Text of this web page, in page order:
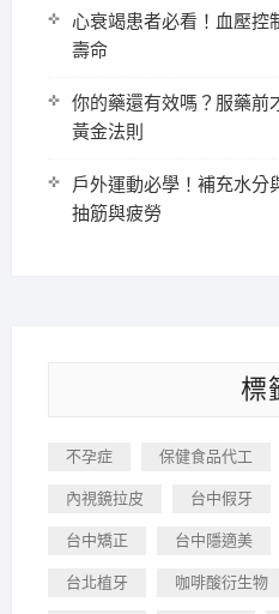
心衰竭患者必看！血壓控
壽命
你的藥還有效嗎？服藥前
黃金法則
戶外運動必學！補充水分
抽筋與疲勞
標
不孕症 保健食品代工
內視鏡拉皮 台中假牙
台中矯正 台中隱適美
台北植牙 咖啡酸衍生物